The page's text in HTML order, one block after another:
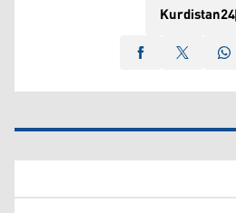
Kurdistan24